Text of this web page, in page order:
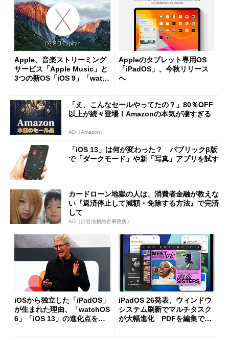
Apple、音楽ストリーミング
サービス「Apple Music」と
3つの新OS「iOS 9」「watc
Appleのタブレット専用OS
「iPadOS」、今秋リリース
へ
「え、こんなセールやってたの？」80％OFF
以上が続々登場！Amazonの本気が凄すぎる
AD（Amazon）
「iOS 13」は何が変わった？ パブリックβ版
で「ダークモード」や新「写真」アプリを試す
カードローン地獄の人は、消費者金融が教えな
い『返済停止して減額・免除する方法』で完済
して
AD（渋谷法務総合事務所）
iOSから独立した「iPadOS」
が生まれた理由、「watchOS
6」「iOS 13」の進化点を読
iPadOS 26発表、ウィンドウ
システム刷新でマルチタスク
が大幅進化 PDFを編集でき